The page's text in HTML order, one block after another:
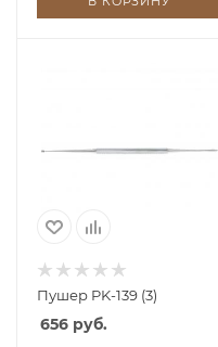
Пушер PK-139 (3)
656 руб.